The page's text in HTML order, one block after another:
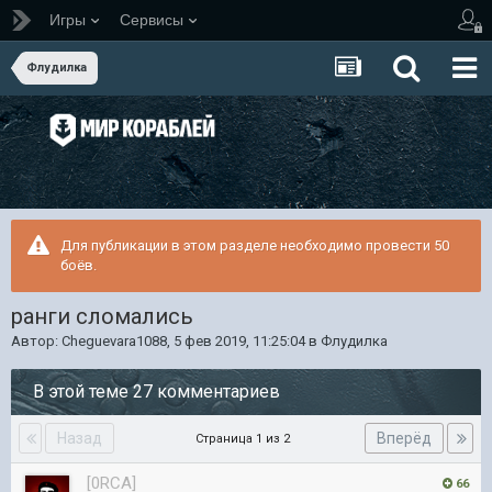
Игры Сервисы
Флудилка
Для публикации в этом разделе необходимо провести 50
боёв.
ранги сломались
Автор: Cheguevara1088, 5 фев 2019, 11:25:04в Флудилка
В этой теме 27 комментариев
Назад Вперёд
Страница 1 из 2
66
[0RCA]